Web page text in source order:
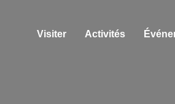
Visiter Activités